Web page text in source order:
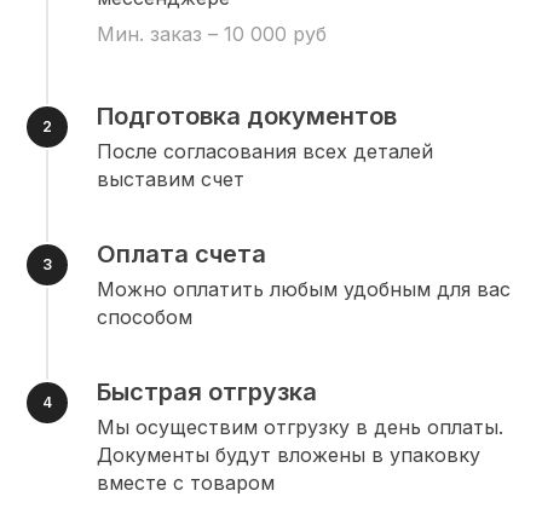
Мин. заказ – 10 000 руб
Подготовка документов
После согласования всех деталей
выставим счет
Оплата счета
Можно оплатить любым удобным для вас
способом
Быстрая отгрузка
Мы осуществим отгрузку в день оплаты.
Документы будут вложены в упаковку
вместе с товаром